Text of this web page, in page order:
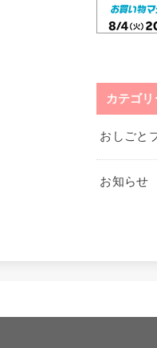
カテゴリ
おしごと
お知らせ